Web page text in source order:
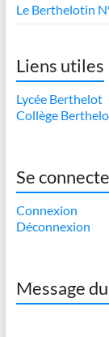
Le Berthelotin
Liens utiles
Lycée Berthelot
Collège
Se
Connexion
Déconnexion
Message